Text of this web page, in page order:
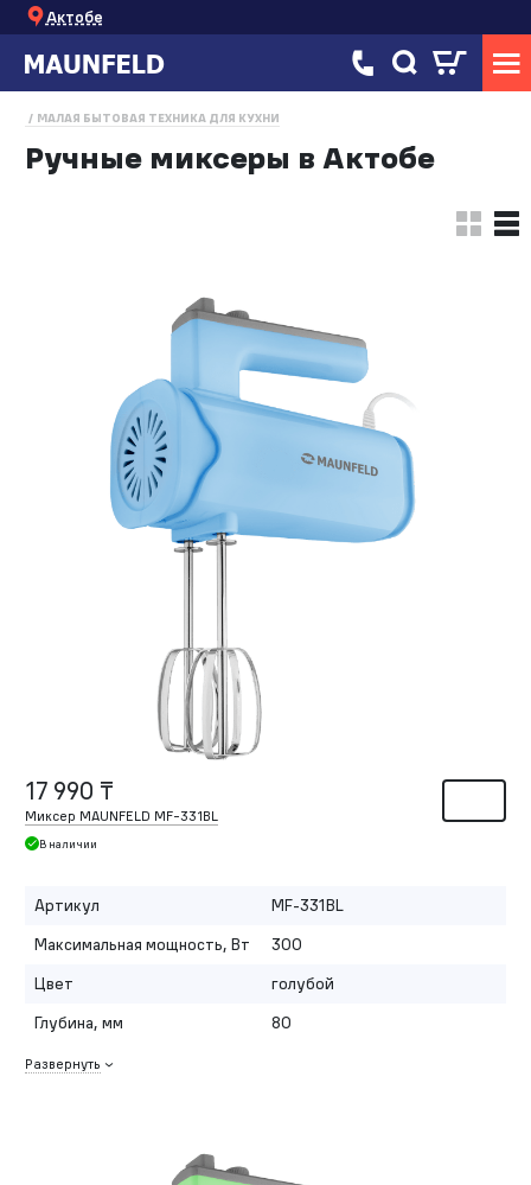
Актобе
МАЛАЯ БЫТОВАЯ ТЕХНИКА ДЛЯ КУХНИ
Ручные миксеры в Актобе
17 990 ₸
Миксер MAUNFELD MF-331BL
В наличии
Артикул
MF-331BL
Максимальная мощность, Вт
300
Цвет
голубой
Глубина, мм
80
Развернуть